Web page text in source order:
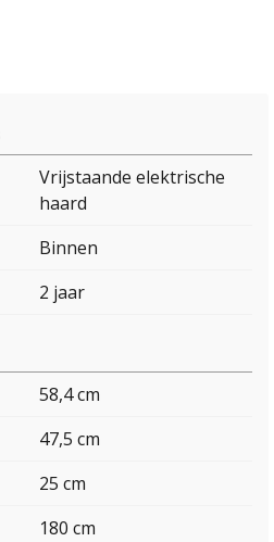
Vrijstaande elektrische
haard
Binnen
2 jaar
58,4 cm
47,5 cm
25 cm
180 cm